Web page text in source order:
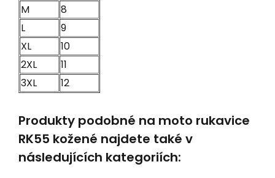
M
8
L
9
XL
10
2XL
11
3XL
12
Produkty podobné na moto rukavice
RK55 kožené najdete také v
následujících kategoriích: